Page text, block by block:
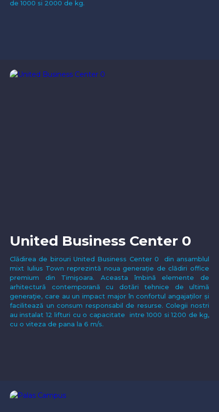
de 1000 si 2000 de kg.
United Business Center 0
Clădirea de birouri United Business Center 0 din ansamblul
mixt Iulius Town reprezintă noua generație de clădiri office
premium din Timişoara. Aceasta îmbină elemente de
arhitectură contemporană cu dotări tehnice de ultimă
generaţie, care au un impact major în confortul angajaților și
facilitează un consum responsabil de resurse. Colegii nostri
au instalat 12 lifturi cu o capacitate intre 1000 si 1200 de kg,
cu o viteza de pana la 6 m/s.